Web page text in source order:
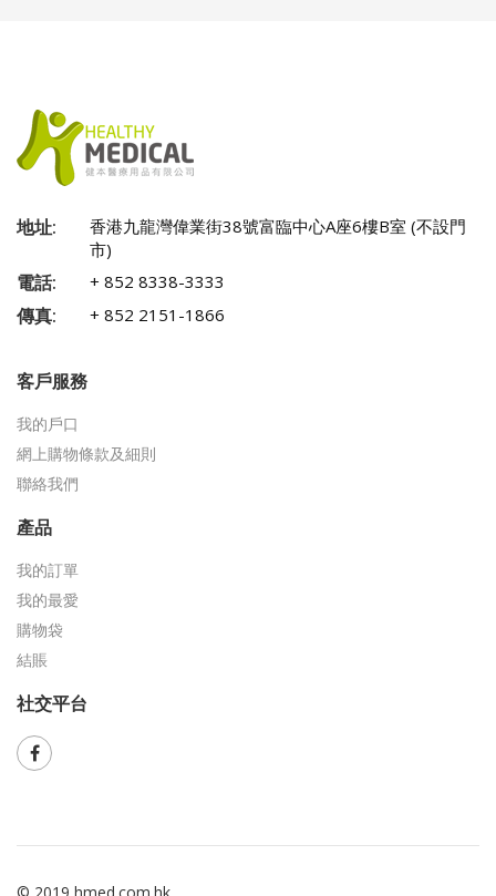
地址:
香港九龍灣偉業街38號富臨中心A座6樓B室 (不設門
市)
電話: + 852 8338-3333
傳真: + 852 2151-1866
客戶服務
我的戶口
網上購物條款及細則
聯絡我們
產品
我的訂單
我的最愛
購物袋
結賬
社交平台
© 2019 hmed.com.hk